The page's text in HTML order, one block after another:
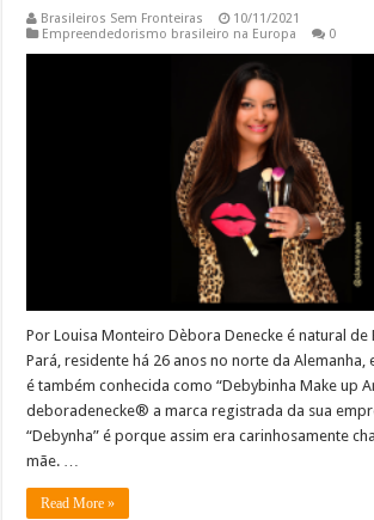
Brasileiros Sem Fronteiras
10/11/2021
Empreendedorismo brasileiro na Europa
0
Por Louisa Monteiro Dèbora Denecke é natural de
Pará, residente há 26 anos no norte da Alemanha,
é também conhecida como “Debybinha Make up
deboradenecke® a marca registrada da sua
“Debynha” é porque assim era carinhosamente
mãe. …
Read More »